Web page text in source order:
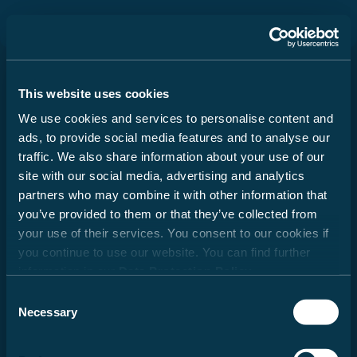
This website uses cookies
We use cookies and services to personalise content and
ads, to provide social media features and to analyse our
traffic. We also share information about your use of our
site with our social media, advertising and analytics
partners who may combine it with other information that
you’ve provided to them or that they’ve collected from
your use of their services. You consent to our cookies if
you continue to use our website. You can find further
Selection
Necessary
Baureihe
Camper Vans
ab 48.249 €
ab 60.299 €
Durch Scrolling wird der Button zum
Wichtige Hinweise für die
Auswahl Ihres Wohnmobils
Beim Kauf eines Reisemobils, Camper Vans oder
Urban Vehicles (nachfolgend: Reisemobil) ist die
Auswahl des richtigen Grundrisses sowie ein
ansprechendes Design besonders wichtig.
Darüber hinaus spielt aber auch das Gewicht eine
essentielle Rolle. Familie, Freunde,
Sonderausstattung, Zubehör und Gepäck – all
das soll Platz finden. Zugleich gibt es rechtliche
und technische Grenzen für die Konfiguration und
Beladung. Jedes Reisemobil ist für ein
Fahrbetrieb nicht überschritten werden darf. Für
Reisemobilkäufer stellt sich damit die Frage: Wie